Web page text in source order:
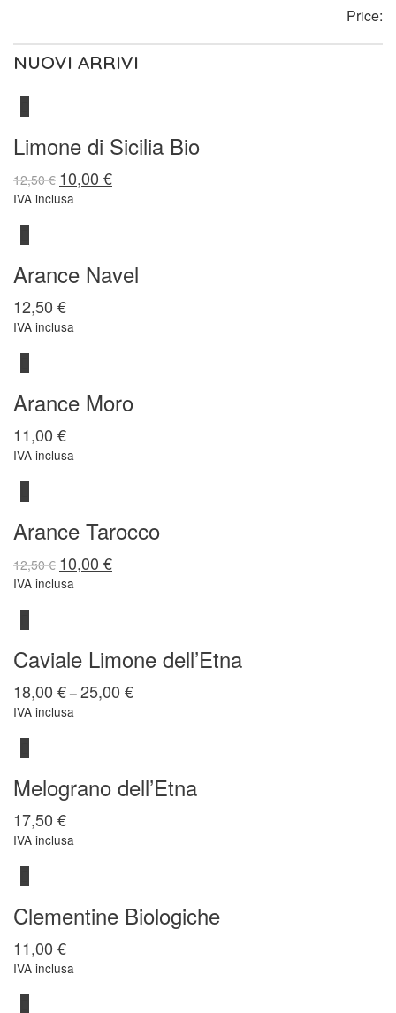
Price:
NUOVI ARRIVI
Limone di Sicilia Bio
12,50€ 10,00 €
IVA inclusa
Arance Navel
12,50 €
IVA inclusa
Arance Moro
11,00 €
IVA inclusa
Arance Tarocco
12,50€ 10,00 €
IVA inclusa
Caviale Limone dell’Etna
18,00 € – 25,00 €
IVA inclusa
Melograno dell’Etna
17,50 €
IVA inclusa
Clementine Biologiche
11,00 €
IVA inclusa